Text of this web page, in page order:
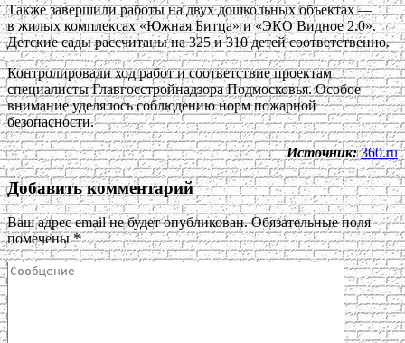
Также завершили работы на двух дошкольных объектах —
в жилых комплексах «Южная Битца» и «ЭКО Видное 2.0».
Детские сады рассчитаны на 325 и 310 детей соответственно.
Контролировали ход работ и соответствие проектам
специалисты Главгосстройнадзора Подмосковья. Особое
внимание уделялось соблюдению норм пожарной
безопасности.
Источник: 360.ru
Добавить комментарий
Ваш адрес email не будет опубликован. Обязательные поля
помечены*